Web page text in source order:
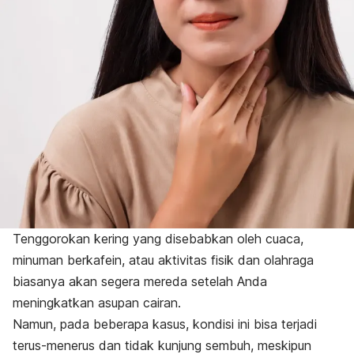
Tenggorokan kering yang disebabkan oleh cuaca,
minuman berkafein, atau aktivitas fisik dan olahraga
biasanya akan segera mereda setelah Anda
meningkatkan asupan cairan.
Namun, pada beberapa kasus, kondisi ini bisa terjadi
terus-menerus dan tidak kunjung sembuh, meskipun